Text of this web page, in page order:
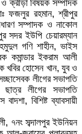
ক্রীড়া বিষয়ক সম্পাদক
ফজলুর রহমান, শ্রীপুর
সম্পাদক ও নাকোল
সদর ইউপি চেয়ারম্যান
গণি শাহীন, ভাইস
কমান্ডার ইকরাম আলী
খবির হোসেন খান, যুব ও
লীগের সভাপতি
লীগের সভাপতি
বিশিষ্ট ব্যাবসায়ী
৭নং সব্দালপুর ইউনিয়ন